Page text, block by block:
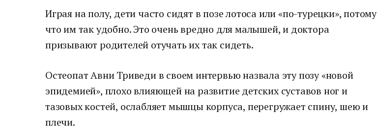
Играя на полу, дети часто сидят в позе лотоса или «по-турецки», потому
что им так удобно. Это очень вредно для малышей, и доктора
призывают родителей отучать их так сидеть.
Остеопат Авни Триведи в своем интервью назвала эту позу «новой
эпидемией», плохо влияющей на развитие детских суставов ног и
тазовых костей, ослабляет мышцы корпуса, перегружает спину, шею и
плечи.